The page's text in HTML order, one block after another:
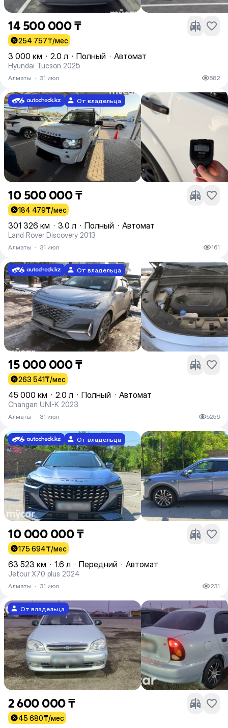
14 500 000 ₸
254 757₸/мес
3 000 км · 2.0 л · Полный · Автомат
Hyundai Tucson 2025
Алматы · 31 июл 582
От владельца
10 500 000 ₸
184 479₸/мес
301 326 км · 3.0 л · Полный · Автомат
Land Rover Discovery 2013
Алматы · 31 июл 161
От владельца
15 000 000 ₸
263 541₸/мес
45 000 км · 2.0 л · Полный · Автомат
Changan UNI-K 2023
Алматы · 31 июл 5256
От владельца
10 000 000 ₸
175 694₸/мес
63 523 км · 1.6 л · Передний · Автомат
Jetour X70 plus 2024
Алматы · 31 июл 231
От владельца
2 600 000 ₸
45 680₸/мес